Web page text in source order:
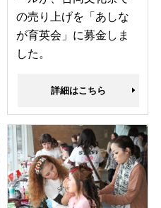
の売り上げを「あしな
が育英会」に募金しま
した。
詳細はこちら